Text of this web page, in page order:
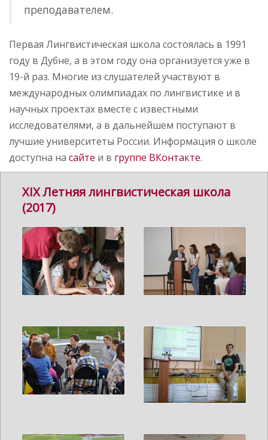
преподавателем.
Первая Лингвистическая школа состоялась в 1991
году в Дубне, а в этом году она организуется уже в
19-й раз. Многие из слушателей участвуют в
международных олимпиадах по лингвистике и в
научных проектах вместе с известными
исследователями, а в дальнейшем поступают в
лучшие университеты России. Информация о школе
доступна на сайте и в группе ВКонтакте.
XIX Летняя лингвистическая школа
(2017)